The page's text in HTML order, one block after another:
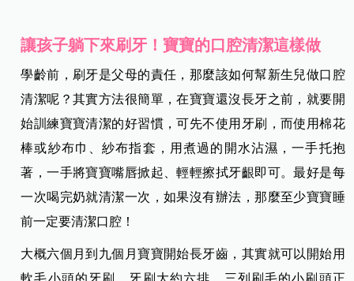
讓孩子躺下來刷牙！寶寶的口腔清潔這樣做
學齡前，刷牙是父母的責任，那麼該如何幫新生兒做口腔
清潔呢？其實方法很簡單，在寶寶還沒長牙之前，就要開
始訓練寶寶清潔的好習慣，可先不使用牙刷，而使用棉花
棒或紗布巾、紗布指套，用煮過的開水沾濕，一手托抱
著，一手將寶寶嘴唇掀起、輕輕擦拭牙齦即可。最好是每
一次喝完奶就清潔一次，如果沒有辦法，那麼至少寶寶睡
前一定要清潔口腔！
大概六個月到九個月寶寶開始長牙齒，其實就可以開始用
軟毛小頭的牙刷。牙刷大約六排、三列刷毛的小刷頭正